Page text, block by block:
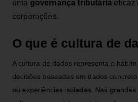
uma governança tributária eficaz
corporações.
O que é cultura de
A cultura de dados representa o
decisões baseadas em dados
ou experiências isoladas. Nas